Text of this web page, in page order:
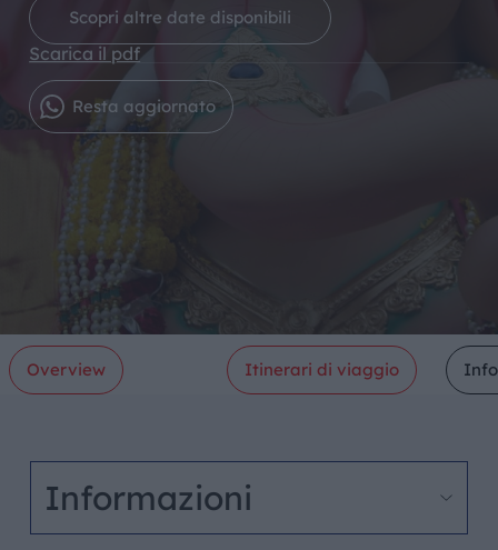
Scopri altre date disponibili
Scarica il pdf
Resta aggiornato
Overview Itinerari di viaggio
Informazioni